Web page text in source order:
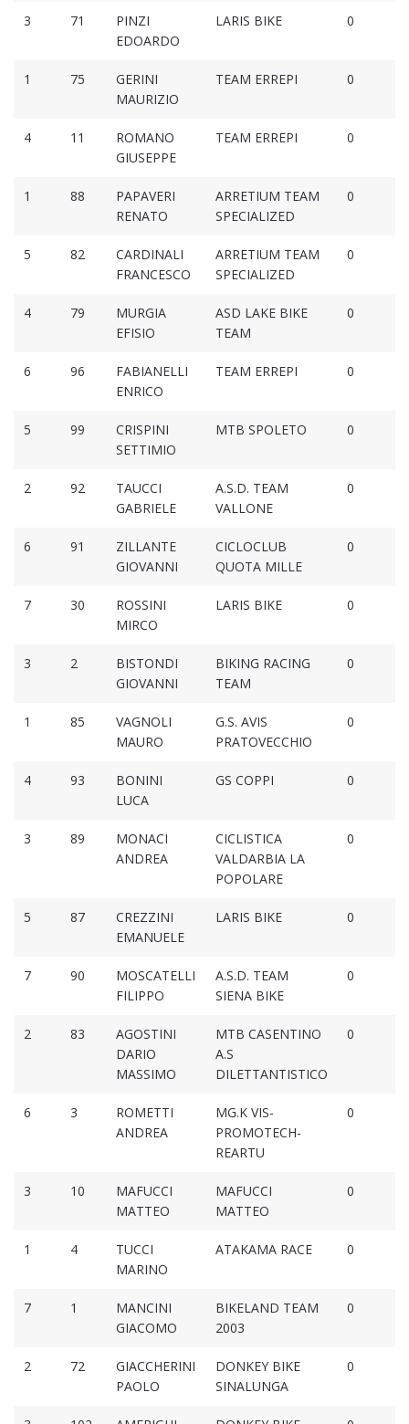
3 71
PINZI
EDOARDO
LARIS BIKE 0
1 75
GERINI
MAURIZIO
TEAM ERREPI 0
4 11
ROMANO
GIUSEPPE
TEAM ERREPI 0
1 88
PAPAVERI
RENATO
ARRETIUM TEAM
SPECIALIZED
0
5 82
CARDINALI
FRANCESCO
ARRETIUM TEAM
SPECIALIZED
0
4 79
MURGIA
EFISIO
ASD LAKE BIKE
TEAM
0
6 96
FABIANELLI
ENRICO
TEAM ERREPI 0
5 99
CRISPINI
SETTIMIO
MTB SPOLETO 0
2 92
TAUCCI
GABRIELE
A.S.D. TEAM
VALLONE
0
6 91
ZILLANTE
GIOVANNI
CICLOCLUB
QUOTA MILLE
0
7 30
ROSSINI
MIRCO
LARIS BIKE 0
3 2
BISTONDI
GIOVANNI
BIKING RACING
TEAM
0
1 85
VAGNOLI
MAURO
G.S. AVIS
PRATOVECCHIO
0
4 93
BONINI
LUCA
GS COPPI 0
3 89
MONACI
ANDREA
CICLISTICA
VALDARBIA LA
POPOLARE
0
5 87
CREZZINI
EMANUELE
LARIS BIKE 0
7 90
MOSCATELLI
FILIPPO
A.S.D. TEAM
SIENA BIKE
0
2 83
AGOSTINI
DARIO
MASSIMO
MTB CASENTINO
A.S
DILETTANTISTICO
0
6 3
ROMETTI
ANDREA
MG.K VIS-
PROMOTECH-
REARTU
0
3 10
MAFUCCI
MATTEO
MAFUCCI
MATTEO
0
1 4
TUCCI
MARINO
ATAKAMA RACE 0
7 1
MANCINI
GIACOMO
BIKELAND TEAM
2003
0
2 72
GIACCHERINI
PAOLO
DONKEY BIKE
SINALUNGA
0